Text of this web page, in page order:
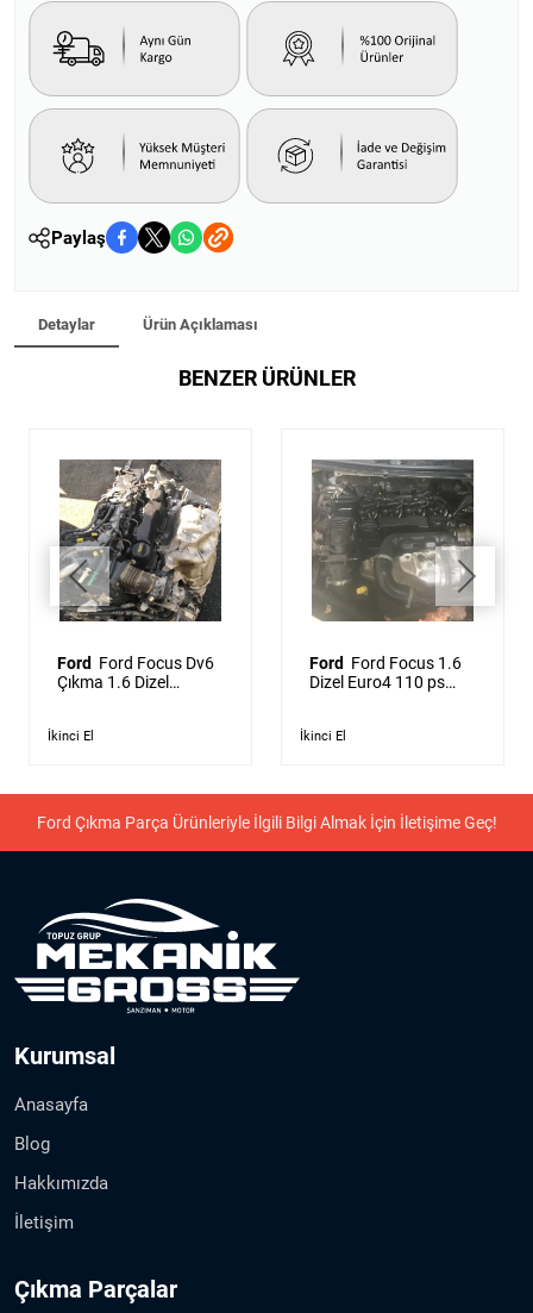
Paylaş
Detaylar Ürün Açıklaması
BENZER ÜRÜNLER
Ford
Çıkma 1.6 Dizel
İkinci El
Ford
Dizel Euro4 110 ps
İkinci El
Ford Çıkma Parça Ürünleriyle İlgili Bilgi Almak İçin İletişime Geç!
Kurumsal
Anasayfa
Blog
Hakkımızda
İletişim
Çıkma Parçalar